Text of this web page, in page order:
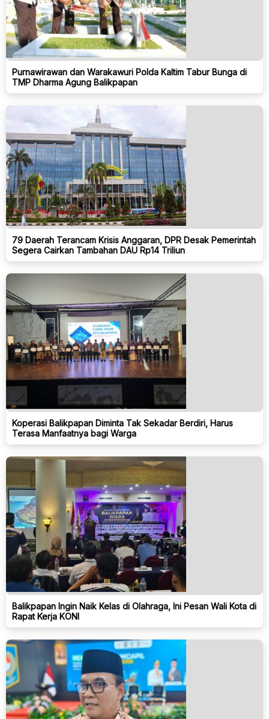
Purnawirawan dan Warakawuri Polda Kaltim Tabur Bunga di
TMP Dharma Agung Balikpapan
79 Daerah Terancam Krisis Anggaran, DPR Desak Pemerintah
Segera Cairkan Tambahan DAU Rp14 Triliun
Koperasi Balikpapan Diminta Tak Sekadar Berdiri, Harus
Terasa Manfaatnya bagi Warga
Balikpapan Ingin Naik Kelas di Olahraga, Ini Pesan Wali Kota di
Rapat Kerja KONI